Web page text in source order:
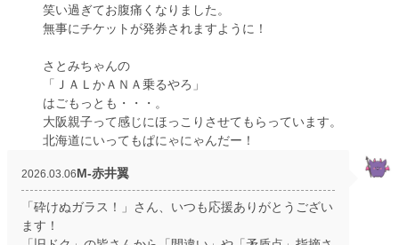
笑い過ぎてお腹痛くなりました。
無事にチケットが発券されますように！
さとみちゃんの
「ＪＡＬかＡＮＡ乗るやろ」
はごもっとも・・・。
大阪親子って感じにほっこりさせてもらっています。
北海道にいってもぱにゃにゃんだー！
2026.03.06M‐赤井翼
「砕けぬガラス！」さん、いつも応援ありがとうござい
ます！